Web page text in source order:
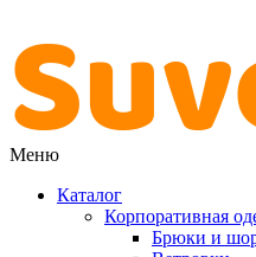
Меню
Каталог
Корпоративная
Брюки и